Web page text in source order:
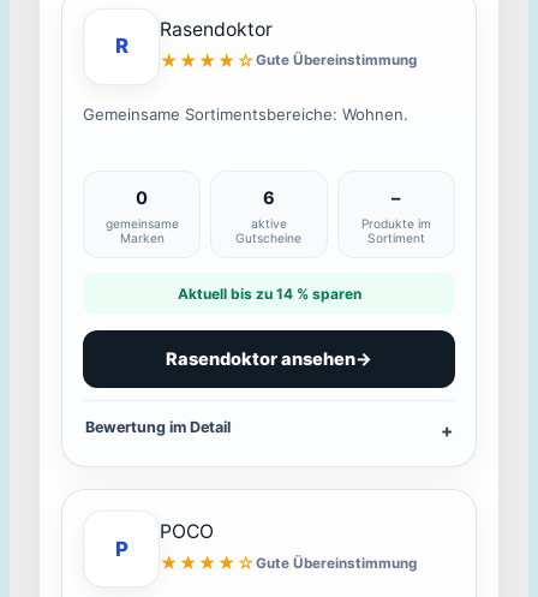
R
Rasendoktor
★★★★☆Gute Übereinstimmung
Gemeinsame Sortimentsbereiche: Wohnen.
0
gemeinsame
Marken
6
aktive
Gutscheine
–
Produkte im
Sortiment
Aktuell bis zu 14 % sparen
Rasendoktor ansehen→
Bewertung im Detail
P
POCO
★★★★☆Gute Übereinstimmung